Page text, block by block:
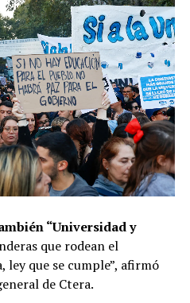
“Universidad y
que rodean el
ley que se cumple”, afirmó
de Ctera.